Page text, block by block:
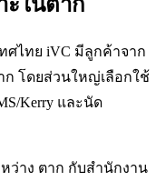
ศไทย iVC มีลูกค้าจาก
ก โดยส่วนใหญ่เลือกใช้
Kerry และนัด
ว่าง ตาก กับสำนักงาน